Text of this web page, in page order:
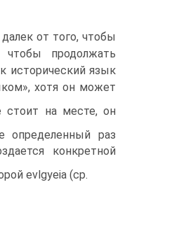
от того, чтобы
продолжать
историче­ский язык
хотя он может
стоит на месте, он
определенный раз
конкретной
evlgyeia (ср.